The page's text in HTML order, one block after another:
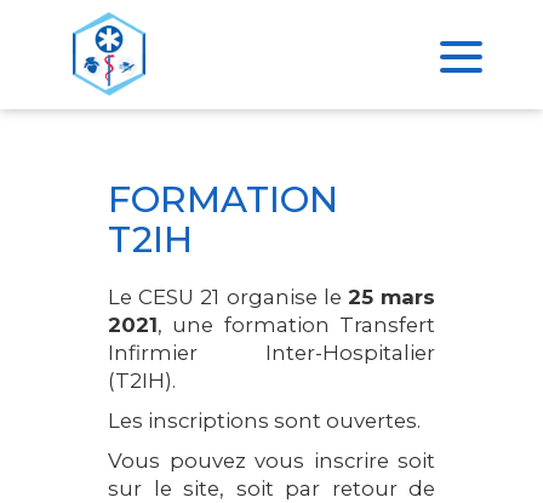
ACCUEIL
FORMATION
T2IH
Le CESU 21 organise le 25 mars
2021, une formation Transfert
Infirmier Inter-Hospitalier
(T2IH).
Les inscriptions sont ouvertes.
Vous pouvez vous inscrire soit
sur le site, soit par retour de